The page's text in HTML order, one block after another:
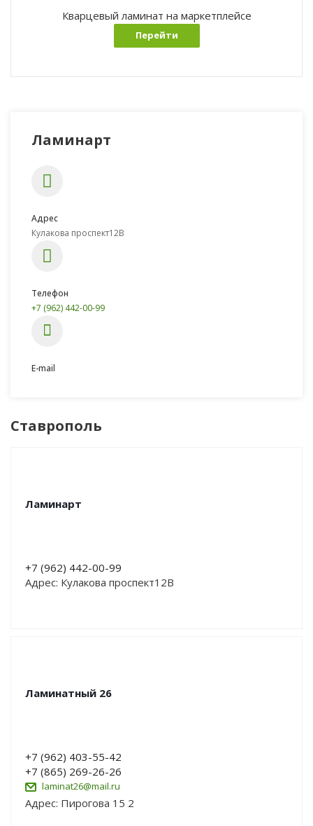
Кварцевый ламинат на маркетплейсе
Перейти
Ламинарт
Адрес
Кулакова проспект12В
Телефон
+7 (962) 442-00-99
E-mail
Ставрополь
Ламинарт
+7 (962) 442-00-99
Адрес: Кулакова проспект12В
Ламинатный 26
+7 (962) 403-55-42
+7 (865) 269-26-26
laminat26@mail.ru
Адрес: Пирогова 15 2